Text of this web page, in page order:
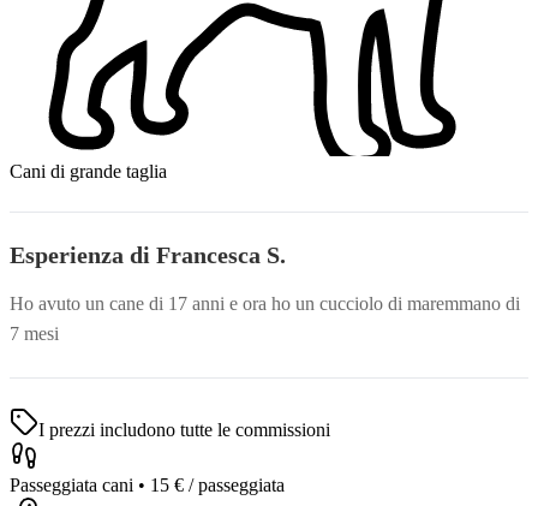
Cani di grande taglia
Esperienza di Francesca S.
Ho avuto un cane di 17 anni e ora ho un cucciolo di maremmano di
7 mesi
I prezzi includono tutte le commissioni
Passeggiata cani • 15 € / passeggiata